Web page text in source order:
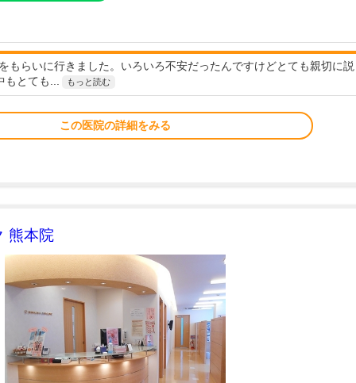
もらいに行きました。いろいろ不安だったんですけどとても親切に説
とても...
もっと読む
この医院の詳細をみる
熊本院